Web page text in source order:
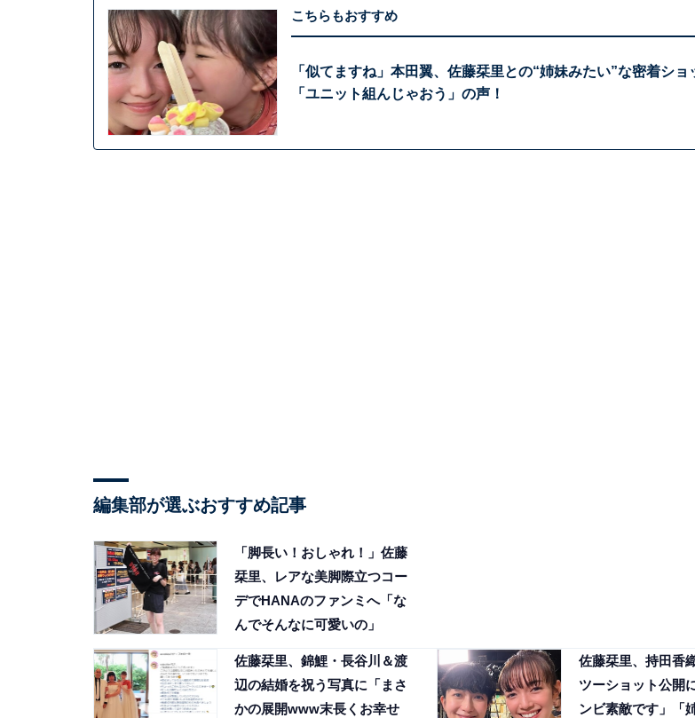
こちらもおすすめ
「似てますね」本田翼、佐藤栞里との“姉妹みたい”な密着ショ
「ユニット組んじゃおう」の声！
編集部が選ぶおすすめ記事
「脚長い！おしゃれ！」佐藤
栞里、レアな美脚際立つコー
デでHANAのファンミへ「な
んでそんなに可愛いの」
佐藤栞里、錦鯉・長谷川＆渡
辺の結婚を祝う写真に「まさ
かの展開www末長くお幸せ
佐藤栞里、持田香
ツーショット公開
ンビ素敵です」「